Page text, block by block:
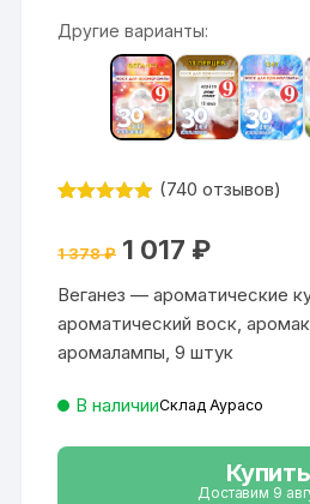
Другие варианты:
на основе
пользовате
лей
(740 отзывов)
1 378₽ Первоначальная
цена
1
378 ₽.
1 017 ₽Текущая
017 ₽.
Веганез — ароматические
ароматический воск,
аромалампы, 9 штук
В наличииСклад Аурасо
Купить
Доставим 9